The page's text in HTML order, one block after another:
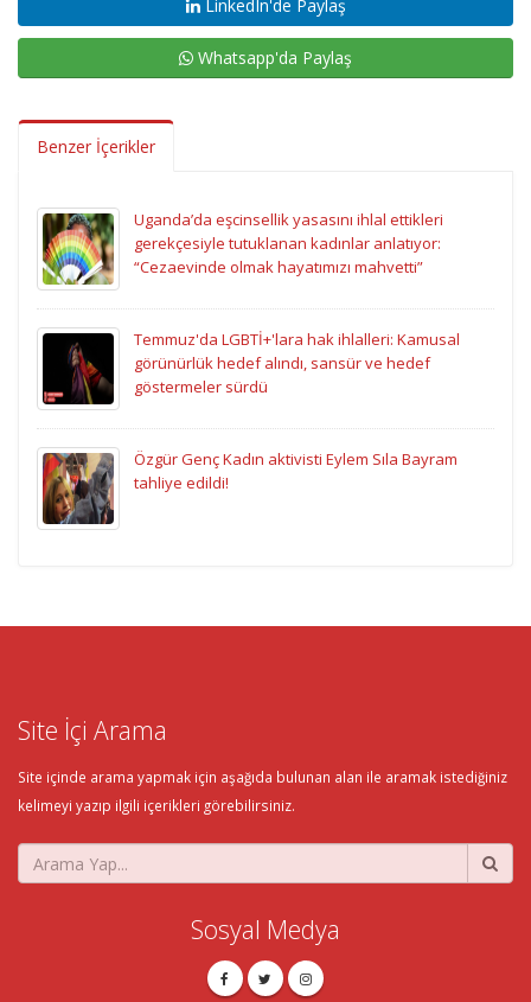
LinkedIn'de Paylaş
Whatsapp'da Paylaş
Benzer İçerikler
Uganda’da eşcinsellik yasasını ihlal ettikleri
gerekçesiyle tutuklanan kadınlar anlatıyor:
“Cezaevinde olmak hayatımızı mahvetti”
Temmuz'da LGBTİ+'lara hak ihlalleri: Kamusal
görünürlük hedef alındı, sansür ve hedef
göstermeler sürdü
Özgür Genç Kadın aktivisti Eylem Sıla Bayram
tahliye edildi!
Site İçi Arama
Site içinde arama yapmak için aşağıda bulunan alan ile aramak istediğiniz
kelimeyi yazıp ilgili içerikleri görebilirsiniz.
Sosyal Medya